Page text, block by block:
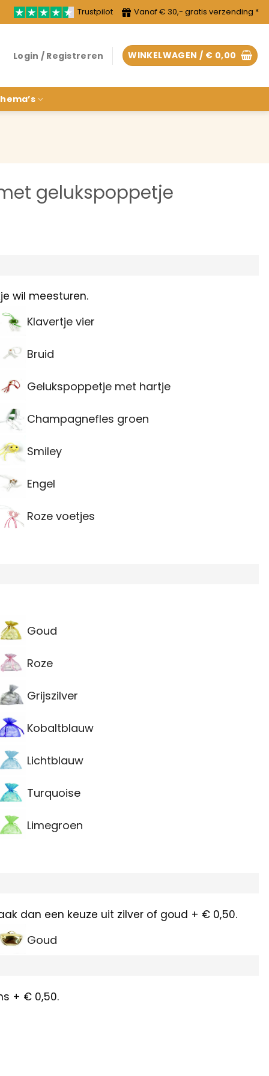
Trustpilot Vanaf € 30,- gratis verzending *
Login / Registreren WINKELWAGEN / € 0,00
gelukspoppetje
wil meesturen.
Klavertje vier
Bruid
Gelukspoppetje met hartje
Champagnefles groen
Smiley
Engel
Roze voetjes
Goud
Roze
Grijszilver
Kobaltblauw
Lichtblauw
Turquoise
Limegroen
dan een keuze uit zilver of goud + € 0,50.
Goud
+ € 0,50.